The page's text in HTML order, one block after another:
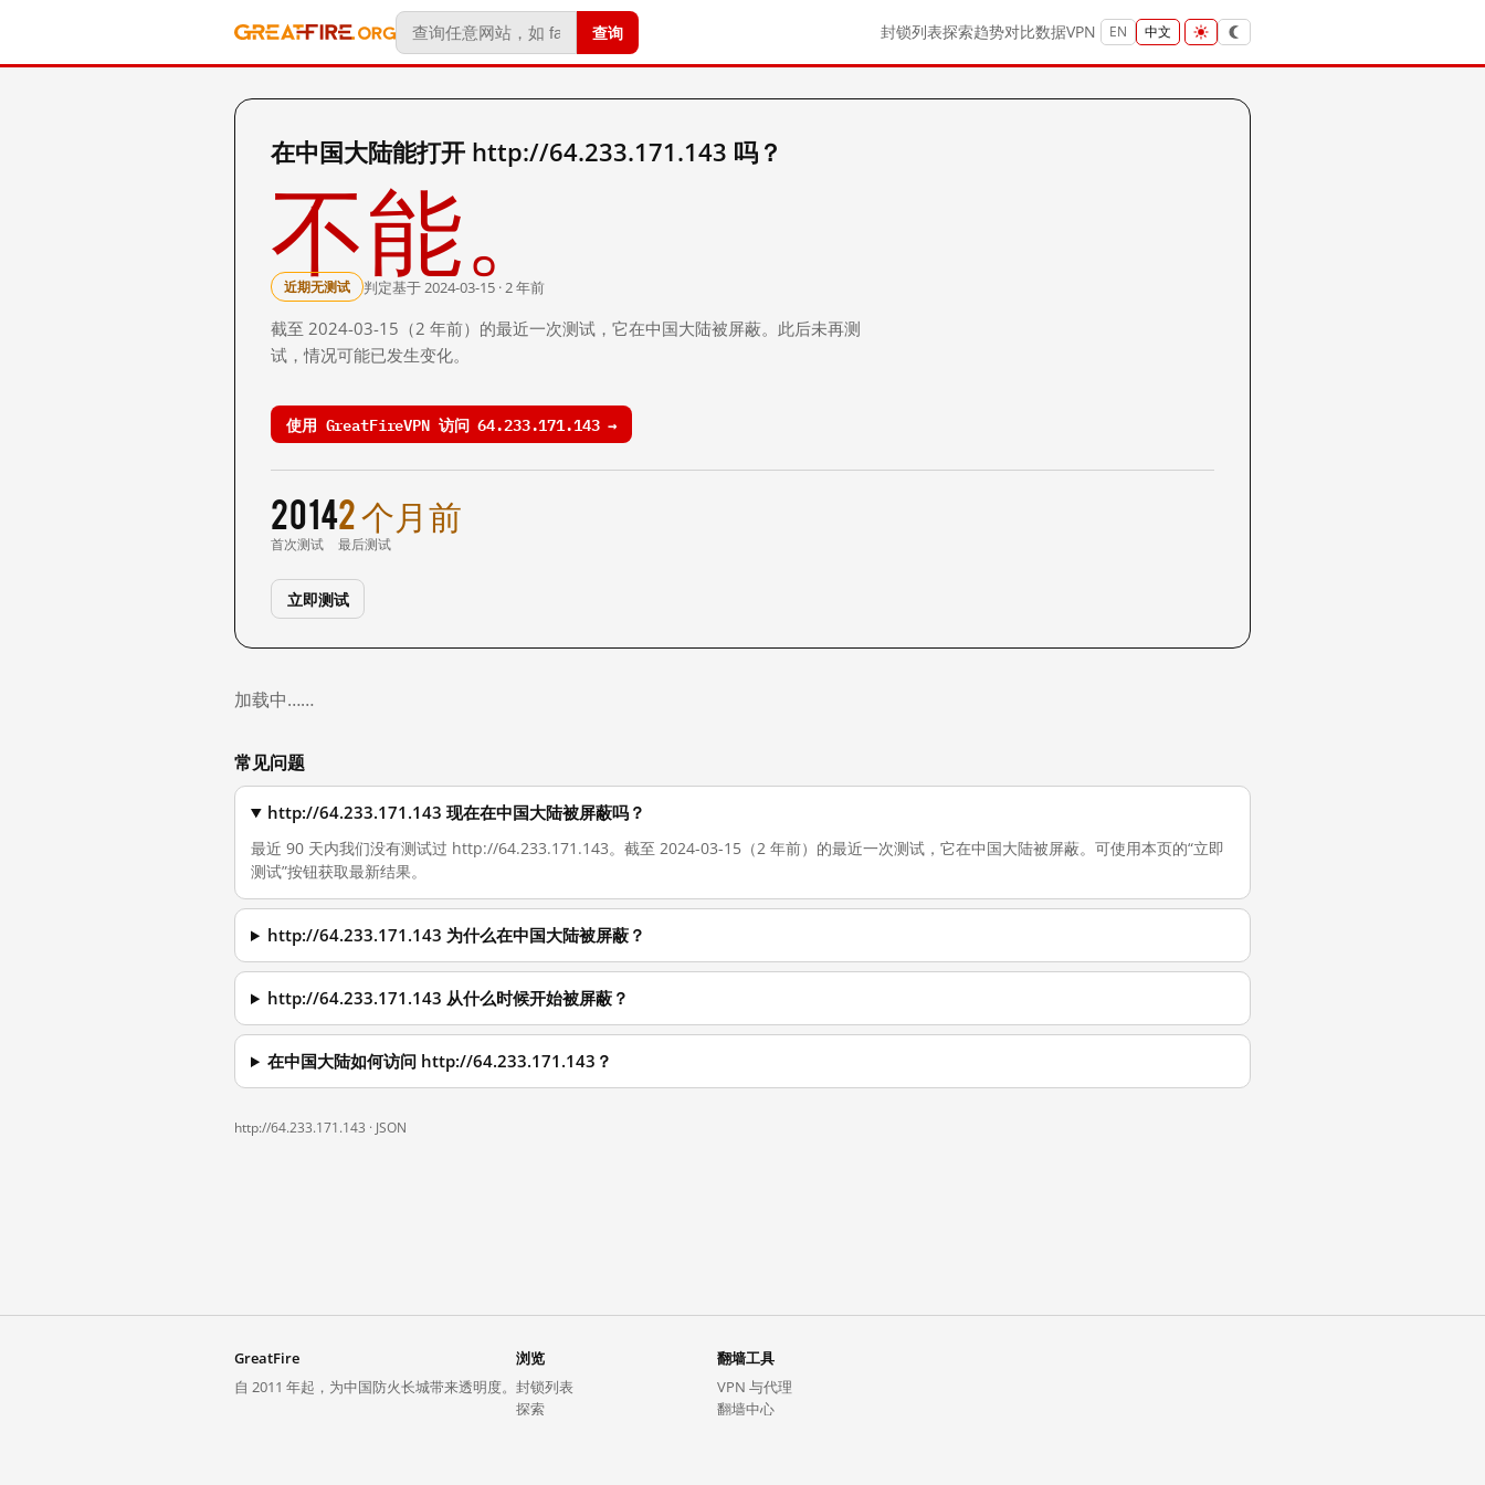
查询 封锁列表探索趋势对比数据VPN EN 中文
在中国大陆能打开 http://64.233.171.143 吗？
不能。
近期无测试 判定基于 2024-03-15 · 2 年前
截至 2024-03-15（2 年前）的最近一次测试，它在中国大陆被屏蔽。此后未再测
试，情况可能已发生变化。
使用 GreatFireVPN 访问 64.233.171.143 →
2014
首次测试
2 个月前
最后测试
立即测试
加载中……
常见问题
http://64.233.171.143 现在在中国大陆被屏蔽吗？
最近 90 天内我们没有测试过 http://64.233.171.143。截至 2024-03-15（2 年前）的最近一次测试，它在中国大陆被屏蔽。可使用本页的“立即
测试”按钮获取最新结果。
http://64.233.171.143 为什么在中国大陆被屏蔽？
http://64.233.171.143 从什么时候开始被屏蔽？
在中国大陆如何访问 http://64.233.171.143？
http://64.233.171.143 · JSON
GreatFire
自 2011 年起，为中国防火长城带来透明度。
浏览
封锁列表
探索
翻墙工具
VPN 与代理
翻墙中心